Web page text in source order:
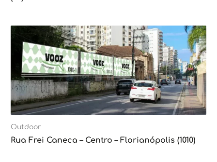
Outdoor
Rua Frei Caneca – Centro – Florianópolis (1010)